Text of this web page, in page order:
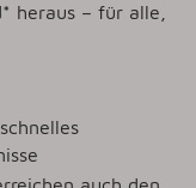
heraus – für alle,